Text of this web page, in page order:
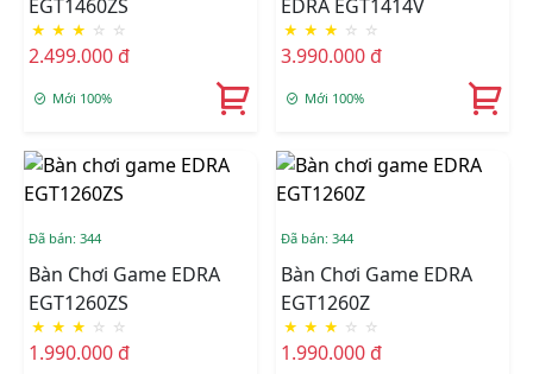
EGT1460ZS
★ ★ ★ ☆ ☆
2.499.000 đ
Mới 100%
EDRA EGT1414V
★ ★ ★ ☆ ☆
3.990.000 đ
Mới 100%
Đã bán: 344
Bàn Chơi Game EDRA
EGT1260ZS
★ ★ ★ ☆ ☆
1.990.000 đ
Đã bán: 344
Bàn Chơi Game EDRA
EGT1260Z
★ ★ ★ ☆ ☆
1.990.000 đ